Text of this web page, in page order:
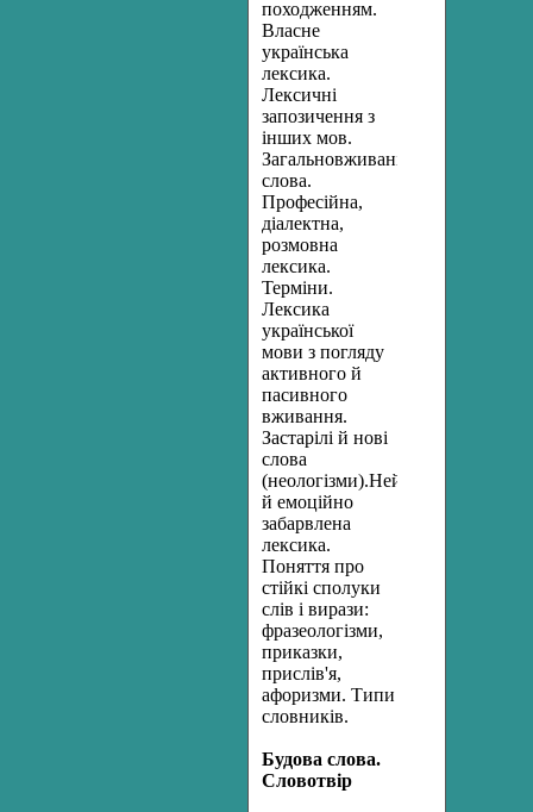
походженням.
Власне
українська
лексика.
Лексичні
запозичення з
інших мов.
Загальновживані
слова.
Професійна,
діалектна,
розмовна
лексика.
Терміни.
Лексика
української
мови з погляду
активного й
пасивного
вживання.
Застарілі й нові
слова
(неологізми).Нейтральна
й емоційно
забарвлена
лексика.
Поняття про
стійкі сполуки
слів і вирази:
фразеологізми,
приказки,
прислів'я,
афоризми. Типи
словників.
Будова слова.
Словотвір